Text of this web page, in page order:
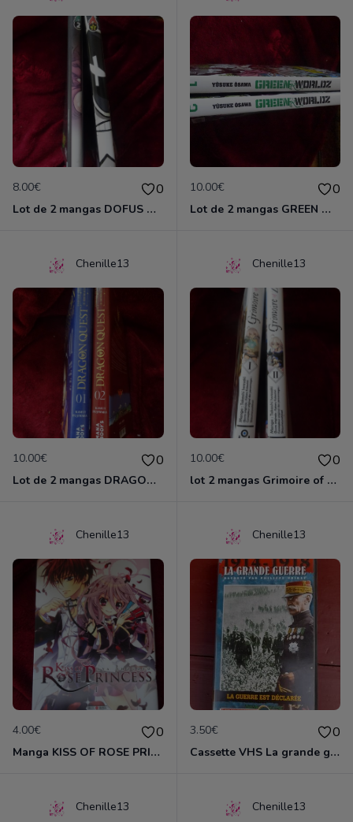
8.00€ 0
Lot de 2 mangas DOFUS MONSTER
10.00€ 0
Lot de 2 mangas GREEN WORLDZ
Chenille13
10.00€ 0
Lot de 2 mangas DRAGON QUEST
Chenille13
10.00€ 0
lot 2 mangas Grimoire of ZERO
Chenille13
4.00€ 0
Manga KISS OF ROSE PRINCESS tome 1
Chenille13
3.50€ 0
Cassette VHS La grande guerre 1914-1918
Chenille13 Chenille13